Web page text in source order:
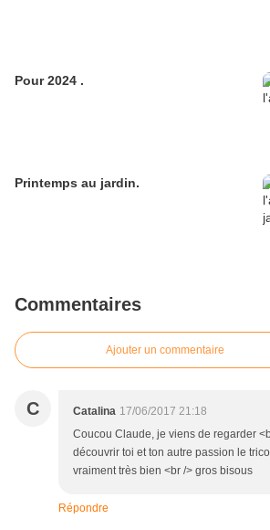
Pour 2024 .
Printemps au jardin.
Commentaires
Ajouter un commentaire
C Catalina 17/06/2017 21:18
Coucou Claude, je viens de regarder
découvrir toi et ton autre passion le
vraiment très bien <br /> gros bisous
Répondre